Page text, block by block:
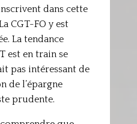
dans cette
CGT-FO y est
La tendance
est en train se
pas intéressant de
de l’épargne
prudente.